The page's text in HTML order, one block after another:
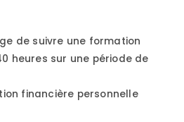
de suivre une formation
heures sur une période de
financière personnelle